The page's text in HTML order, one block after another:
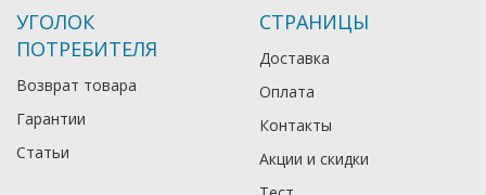
УГОЛОК
ПОТРЕБИТЕЛЯ
Возврат товара
Гарантии
Статьи
СТРАНИЦЫ
Доставка
Оплата
Контакты
Акции и скидки